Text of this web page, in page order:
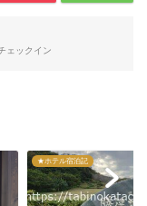
ェックイン
★ホテル宿泊記